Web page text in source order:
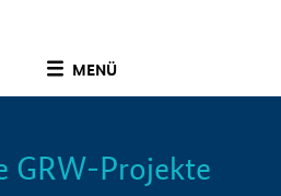
MENÜ
Info
GRW-Projekte